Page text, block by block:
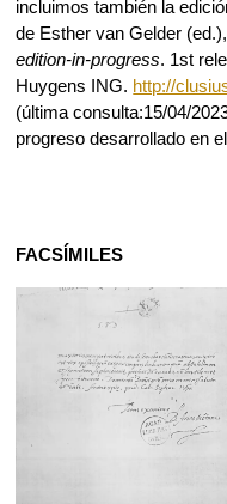
incluimos también la
de Esther van Gelder
edition-in-progress. 1st
Huygens ING. http://
(última consulta:15/04/
progreso desarrollado en
FACSÍMILES